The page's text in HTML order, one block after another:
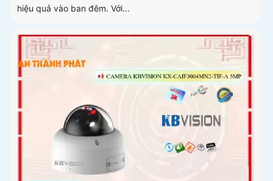
hiệu quả vào ban đêm. Với...